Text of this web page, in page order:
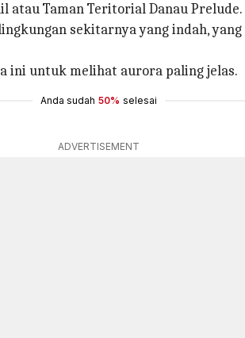
Taman Teritorial Danau Prelude.
sekitarnya yang indah,
ini untuk melihat aurora paling jelas.
Anda sudah 50% selesai
ADVERTISEMENT